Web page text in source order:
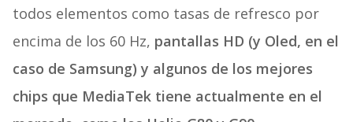
todos elementos como tasas de refresco por
encima de los 60 Hz, pantallas HD (y Oled, en el
caso de Samsung) y algunos de los mejores
chips que MediaTek tiene actualmente en el